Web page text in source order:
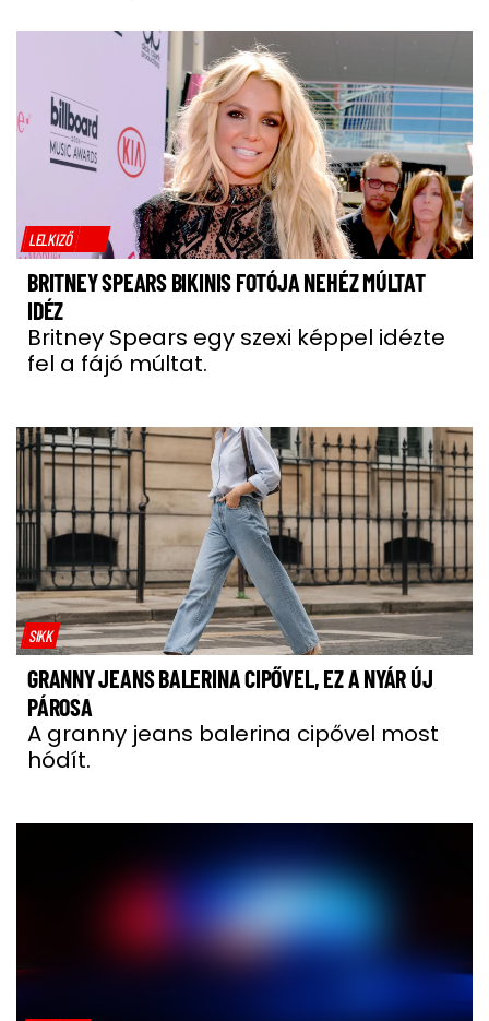
LELKIZŐ
BRITNEY SPEARS BIKINIS FOTÓJA NEHÉZ MÚLTAT
IDÉZ
Britney Spears egy szexi képpel idézte
fel a fájó múltat.
SIKK
GRANNY JEANS BALERINA CIPŐVEL, EZ A NYÁR ÚJ
PÁROSA
A granny jeans balerina cipővel most
hódít.